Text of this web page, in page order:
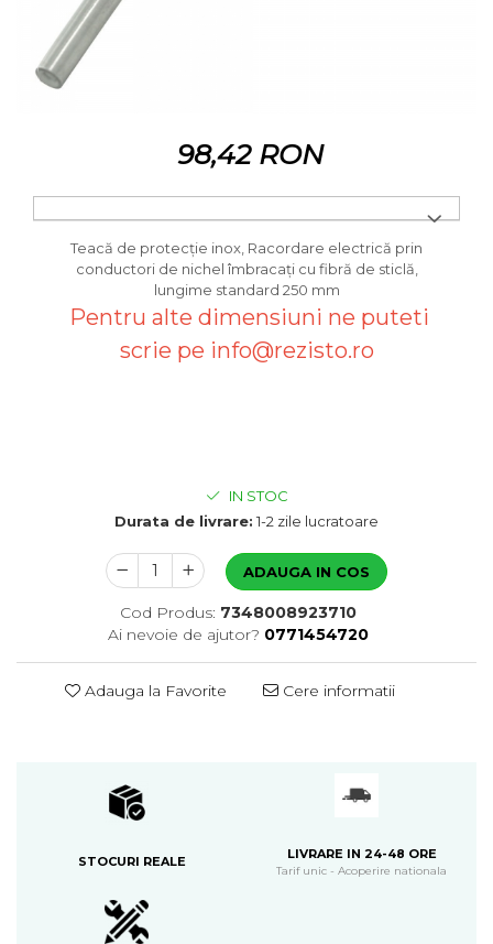
98,42 RON
Teacă de protecţie inox, Racordare electrică prin
conductori de nichel îmbracaţi cu fibră de sticlă,
lungime standard 250 mm
Pentru alte dimensiuni ne puteti
scrie pe info@rezisto.ro
IN STOC
Durata de livrare: 1-2 zile lucratoare
ADAUGA IN COS
Cod Produs: 7348008923710
Ai nevoie de ajutor? 0771454720
Adauga la Favorite Cere informatii
STOCURI REALE
LIVRARE IN 24-48 ORE
Tarif unic - Acoperire nationala